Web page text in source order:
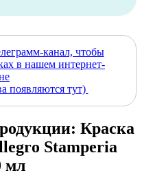
канал, чтобы
в нашем интернет-
появляются тут)
Краска
Stamperia
мл